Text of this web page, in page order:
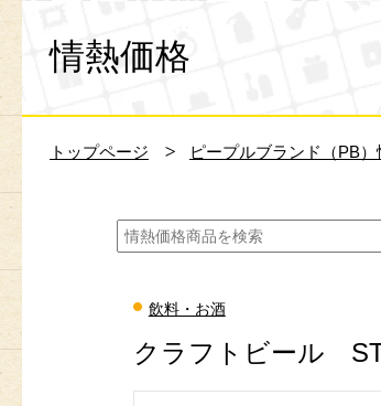
総合ディスカウントストア 驚安の殿堂 ドン・キホーテ
情熱価格
トップページ ピープルブランド（PB）
飲料・お酒
クラフトビール